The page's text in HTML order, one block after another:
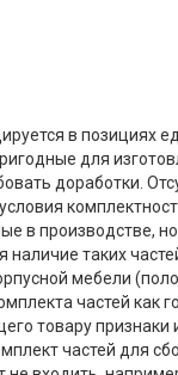
в позициях
для
доработки.
в производстве,
таких
мебели
частей как
товару
частей для